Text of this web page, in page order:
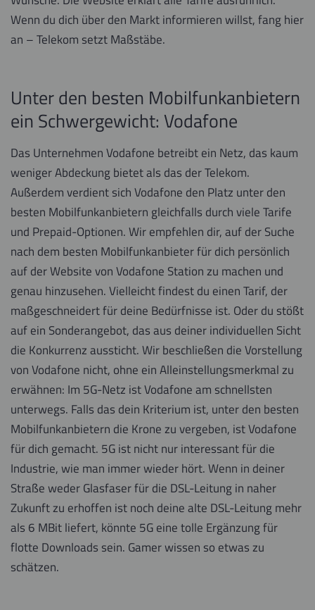
Wenn du dich über den Markt informieren willst, fang hier
an – Telekom setzt Maßstäbe.
Unter den besten Mobilfunkanbietern
ein Schwergewicht: Vodafone
Das Unternehmen Vodafone betreibt ein Netz, das kaum
weniger Abdeckung bietet als das der Telekom.
Außerdem verdient sich Vodafone den Platz unter den
besten Mobilfunkanbietern gleichfalls durch viele Tarife
und Prepaid-Optionen. Wir empfehlen dir, auf der Suche
nach dem besten Mobilfunkanbieter für dich persönlich
auf der Website von Vodafone Station zu machen und
genau hinzusehen. Vielleicht findest du einen Tarif, der
maßgeschneidert für deine Bedürfnisse ist. Oder du stößt
auf ein Sonderangebot, das aus deiner individuellen Sicht
die Konkurrenz aussticht. Wir beschließen die Vorstellung
von Vodafone nicht, ohne ein Alleinstellungsmerkmal zu
erwähnen: Im 5G-Netz ist Vodafone am schnellsten
unterwegs. Falls das dein Kriterium ist, unter den besten
Mobilfunkanbietern die Krone zu vergeben, ist Vodafone
für dich gemacht. 5G ist nicht nur interessant für die
Industrie, wie man immer wieder hört. Wenn in deiner
Straße weder Glasfaser für die DSL-Leitung in naher
Zukunft zu erhoffen ist noch deine alte DSL-Leitung mehr
als 6 MBit liefert, könnte 5G eine tolle Ergänzung für
flotte Downloads sein. Gamer wissen so etwas zu
schätzen.